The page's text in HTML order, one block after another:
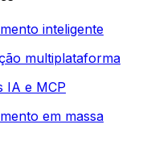
inteligente
multiplataforma
IA e MCP
em massa